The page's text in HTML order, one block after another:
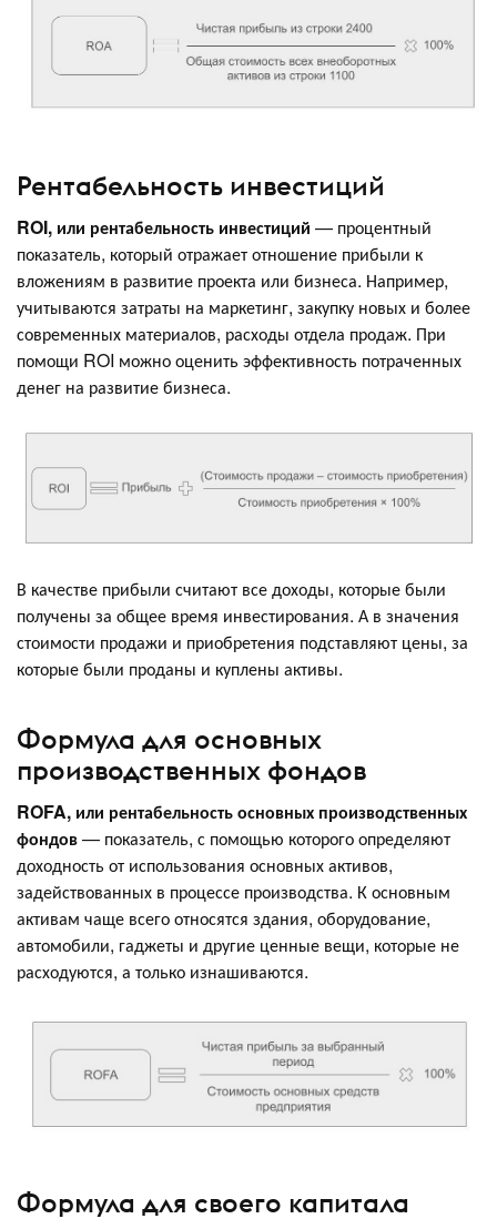
Рентабельность инвестиций
ROI, или рентабельность инвестиций — процентный
показатель, который отражает отношение прибыли к
вложениям в развитие проекта или бизнеса. Например,
учитываются затраты на маркетинг, закупку новых и более
современных материалов, расходы отдела продаж. При
помощи ROI можно оценить эффективность потраченных
денег на развитие бизнеса.
В качестве прибыли считают все доходы, которые были
получены за общее время инвестирования. А в значения
стоимости продажи и приобретения подставляют цены, за
которые были проданы и куплены активы.
Формула для основных
производственных фондов
ROFA, или рентабельность основных производственных
фондов— показатель, с помощью которого определяют
доходность от использования основных активов,
задействованных в процессе производства. К основным
активам чаще всего относятся здания, оборудование,
автомобили, гаджеты и другие ценные вещи, которые не
расходуются, а только изнашиваются.
Формула для своего капитала